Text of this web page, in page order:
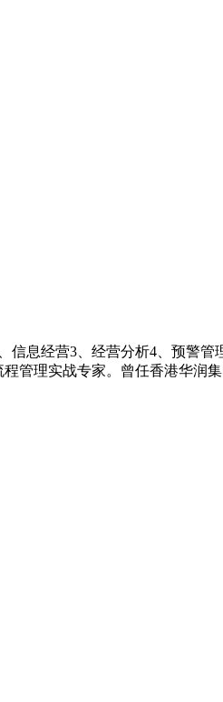
息经营3、经营分析4、预警管
管理实战专家。曾任香港华润